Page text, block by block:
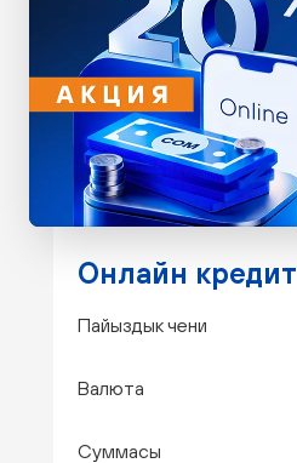
Онлайн кредит
Пайыздык чени
Валюта
Суммасы